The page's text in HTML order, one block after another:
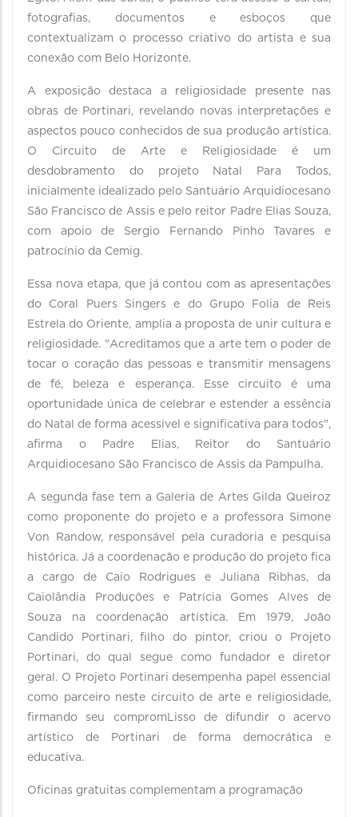
fotografias, documentos e esboços que
contextualizam o processo criativo do artista e sua
conexão com Belo Horizonte.
A exposição destaca a religiosidade presente nas
obras de Portinari, revelando novas interpretações e
aspectos pouco conhecidos de sua produção artística.
O Circuito de Arte e Religiosidade é um
desdobramento do projeto Natal Para Todos,
inicialmente idealizado pelo Santuário Arquidiocesano
São Francisco de Assis e pelo reitor Padre Elias Souza,
com apoio de Sergio Fernando Pinho Tavares e
patrocínio da Cemig.
Essa nova etapa, que já contou com as apresentações
do Coral Puers Singers e do Grupo Folia de Reis
Estrela do Oriente, amplia a proposta de unir cultura e
religiosidade. "Acreditamos que a arte tem o poder de
tocar o coração das pessoas e transmitir mensagens
de fé, beleza e esperança. Esse circuito é uma
oportunidade única de celebrar e estender a essência
do Natal de forma acessível e significativa para todos",
afirma o Padre Elias, Reitor do Santuário
Arquidiocesano São Francisco de Assis da Pampulha.
A segunda fase tem a Galeria de Artes Gilda Queiroz
como proponente do projeto e a professora Simone
Von Randow, responsável pela curadoria e pesquisa
histórica. Já a coordenação e produção do projeto fica
a cargo de Caio Rodrigues e Juliana Ribhas, da
Caiolândia Produções e Patrícia Gomes Alves de
Souza na coordenação artística. Em 1979, João
Candido Portinari, filho do pintor, criou o Projeto
Portinari, do qual segue como fundador e diretor
geral. O Projeto Portinari desempenha papel essencial
como parceiro neste circuito de arte e religiosidade,
firmando seu compromLisso de difundir o acervo
artístico de Portinari de forma democrática e
educativa.
Oficinas gratuitas complementam a programação